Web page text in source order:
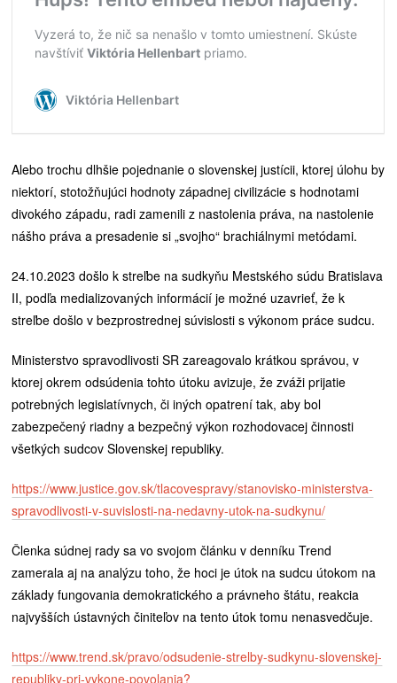
Alebo trochu dlhšie pojednanie o slovenskej justícii, ktorej úlohu by
niektorí, stotožňujúci hodnoty západnej civilizácie s hodnotami
divokého západu, radi zamenili z nastolenia práva, na nastolenie
nášho práva a presadenie si „svojho“ brachiálnymi metódami.
24.10.2023 došlo k streľbe na sudkyňu Mestského súdu Bratislava
II, podľa medializovaných informácií je možné uzavrieť, že k
streľbe došlo v bezprostrednej súvislosti s výkonom práce sudcu.
Ministerstvo spravodlivosti SR zareagovalo krátkou správou, v
ktorej okrem odsúdenia tohto útoku avizuje, že zváži prijatie
potrebných legislatívnych, či iných opatrení tak, aby bol
zabezpečený riadny a bezpečný výkon rozhodovacej činnosti
všetkých sudcov Slovenskej republiky.
https://www.justice.gov.sk/tlacovespravy/stanovisko-ministerstva-
spravodlivosti-v-suvislosti-na-nedavny-utok-na-sudkynu/
Členka súdnej rady sa vo svojom článku v denníku Trend
zamerala aj na analýzu toho, že hoci je útok na sudcu útokom na
základy fungovania demokratického a právneho štátu, reakcia
najvyšších ústavných činiteľov na tento útok tomu nenasvedčuje.
https://www.trend.sk/pravo/odsudenie-strelby-sudkynu-slovenskej-
republiky-pri-vykone-povolania?